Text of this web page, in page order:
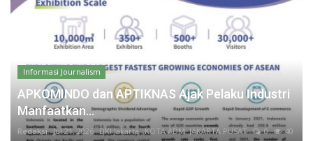
Informasi Journalism
APKOMINDO dan APTIKNAS Ajak Pelaku Industri
Manfaatkan...
Redaksi Jul 21, 2026 DKI Jakarta KOTA ADM. JAKARTA PUSAT 0
40